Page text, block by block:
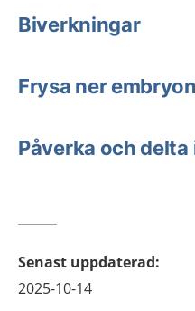
Biverkningar
Frysa ner embryon
Påverka och delta
Senast uppdaterad:
2025-10-14